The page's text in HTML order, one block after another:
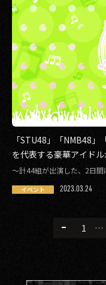
「STU48」「NMB48
を代表する豪華アイド
ト
〜計44組が出演した、2日
イベント 2023.03.24
1 …